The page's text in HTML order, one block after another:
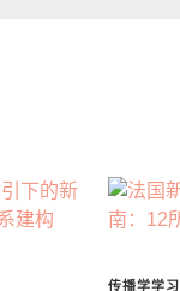
传播学学习